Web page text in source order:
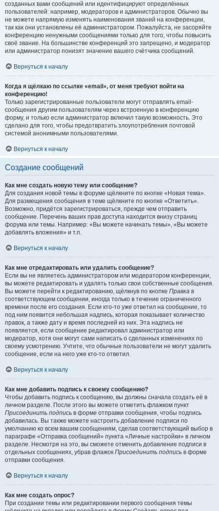
созданных вами сообщений или идентифицируют определённых
пользователей: например, модераторов и администраторов. Обычно вы
не можете напрямую изменять наименования званий на конференции,
так как они установлены её администратором. Пожалуйста, не засоряйте
конференцию ненужными сообщениями только для того, чтобы повысить
своё звание. На большинстве конференций это запрещено, и модератор
или администратор понизят значение вашего счётчика сообщений.
Вернуться к началу
Когда я щёлкаю по ссылке «email», от меня требуют войти на
конференцию!
Только зарегистрированные пользователи могут отправлять email-
сообщения другим пользователям через встроенную в конференцию
форму, и только если администратор включил такую возможность. Это
сделано для того, чтобы предотвратить злоупотребления почтовой
системой анонимными пользователями.
Вернуться к началу
Создание сообщений
Как мне создать новую тему или сообщение?
Для создания новой темы в форуме щёлкните по кнопке «Новая тема».
Для размещения сообщения в теме щёлкните по кнопке «Ответить».
Возможно, придётся зарегистрироваться, прежде чем отправить
сообщение. Перечень ваших прав доступа находится внизу страниц
форума или темы. Например: «Вы можете начинать темы», «Вы можете
добавлять вложения» и т.п.
Вернуться к началу
Как мне отредактировать или удалить сообщение?
Если вы не являетесь администратором или модератором конференции,
вы можете редактировать и удалять только свои собственные сообщения.
Вы можете перейти к редактированию, щёлкнув по кнопке Правка в
соответствующем сообщении, иногда только в течение ограниченного
времени после его создания. Если кто-то уже ответил на сообщение, то
под ним появится небольшая надпись, которая показывает количество
правок, а также дату и время последней из них. Эта надпись не
появляется, если сообщение редактировал администратор или
модератор, хотя они могут сами написать о сделанных изменениях по
своему усмотрению. Учтите, что обычные пользователи не могут удалить
сообщение, если на него уже кто-то ответил.
Вернуться к началу
Как мне добавить подпись к своему сообщению?
Чтобы добавить подпись к сообщению, вы должны сначала создать её в
личном разделе. После этого вы можете отметить флажком пункт
Присоединить подпись в форме отправки сообщения, чтобы подпись
добавилась. Вы также можете настроить добавление подписи по
умолчанию ко всем вашим сообщениям, сделав соответствующий выбор в
параграфе «Отправка сообщений» пункта «Личные настройки» в личном
разделе. Несмотря на это, вы сможете отменить добавление подписи в
отдельных сообщениях, убрав флажок Присоединить подпись в форме
отправки сообщения.
Вернуться к началу
Как мне создать опрос?
При создании темы или редактировании первого сообщения темы